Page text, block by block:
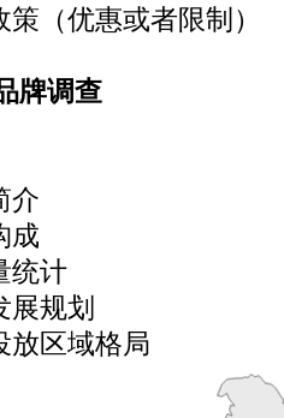
优惠或者限制）
牌调查
计
规划
域格局